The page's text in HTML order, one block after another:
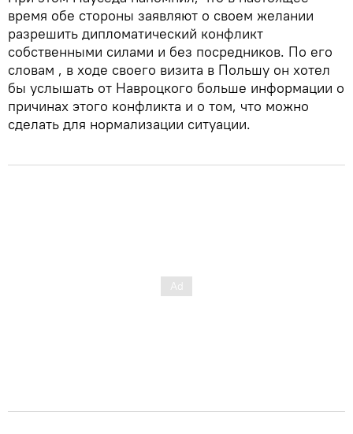
время обе стороны заявляют о своем желании
разрешить дипломатический конфликт
собственными силами и без посредников. По его
словам , в ходе своего визита в Польшу он хотел
бы услышать от Навроцкого больше информации о
причинах этого конфликта и о том, что можно
сделать для нормализации ситуации.